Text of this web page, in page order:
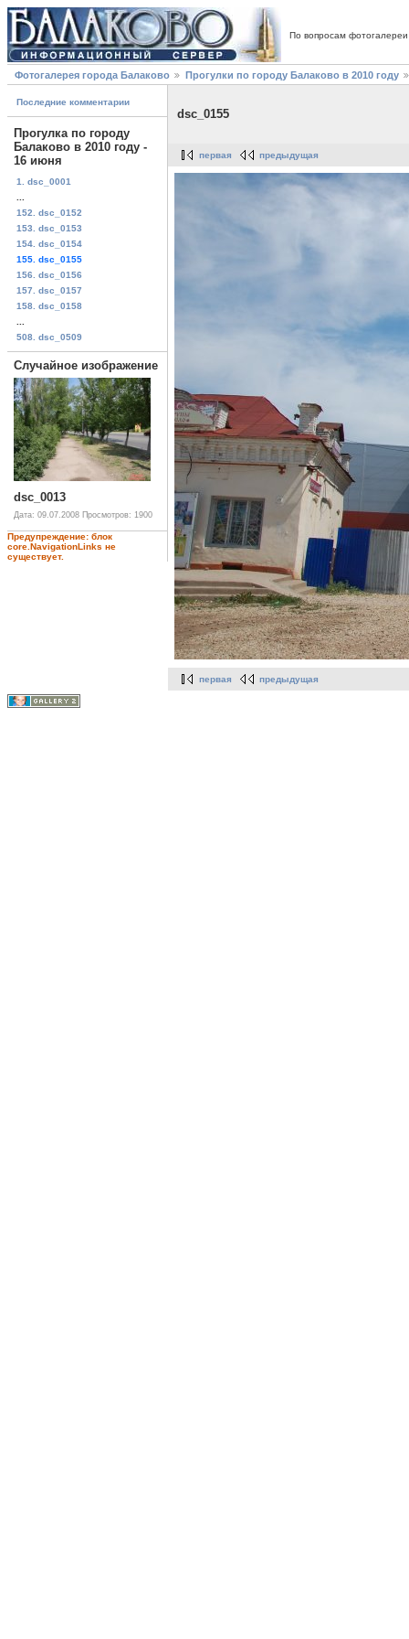
По вопросам
Фотогалерея города Балаково Прогулки по городу Балаково в 2010 году
Последние комментарии
Прогулка по городу
Балаково в 2010 году -
16 июня
1. dsc_0001
152. dsc_0152
153. dsc_0153
154. dsc_0154
155. dsc_0155
156. dsc_0156
157. dsc_0157
158. dsc_0158
508. dsc_0509
Случайное изображение
dsc_0013
Дата: 09.07.2008 Просмотров: 1900
Предупреждение: блок
core.NavigationLinks не
существует.
dsc_0155
первая предыдущая
первая предыдущая